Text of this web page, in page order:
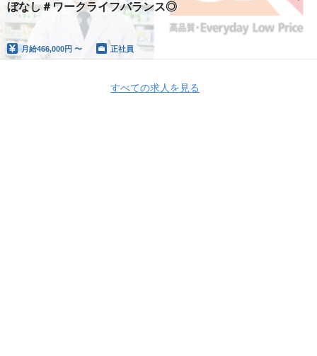
ぼなし＃ワークライフバランス◎
月給466,000円 〜 正社員
すべての求人を見る